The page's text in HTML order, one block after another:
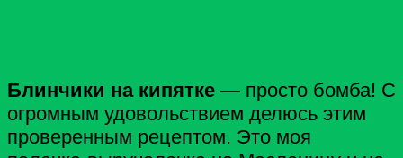
Блинчики на кипятке — просто бомба! С
огромным удовольствием делюсь этим
проверенным рецептом. Это моя